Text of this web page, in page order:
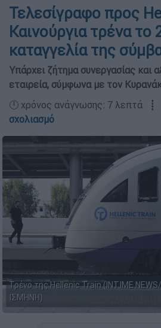
Τελεσίγραφο προς
Καινούργια τρένα
καταγγελία της
Υπάρχει ζήτημα συνεργασίας και
εταιρεία, σύμφωνα με τον
🕛 χρόνος ανάγνωσης: 7 λεπτά
σχολιασμό
Τρένο της Hellenic Train (INTIME
ΙΣΜΗΝΗ)